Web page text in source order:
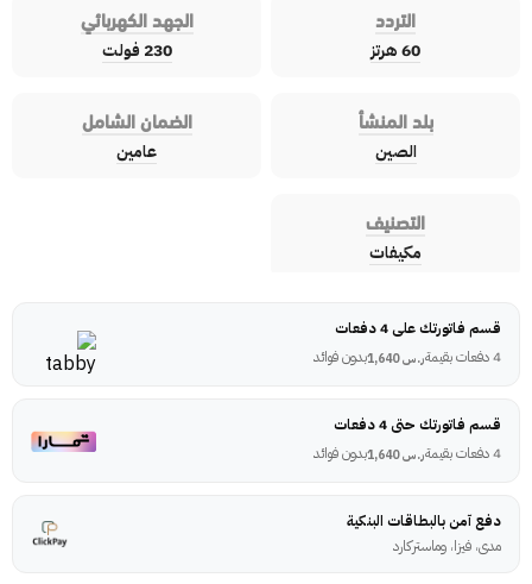
التردد
60 هرتز
الجهد الكهربائي
230 فولت
بلد المنشأ
الصين
الضمان الشامل
عامين
التصنيف
مكيفات
قسم فاتورتك على 4 دفعات
4 دفعات بقيمة
ر.س1,640 بدون فوائد
قسم فاتورتك حتى 4 دفعات
4 دفعات بقيمة
ر.س1,640 بدون فوائد
دفع آمن بالبطاقات البنكية
مدى، فيزا، وماستركارد